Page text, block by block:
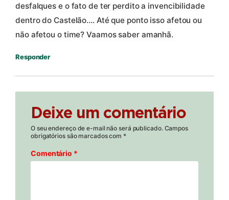
desfalques e o fato de ter perdito a invencibilidade
dentro do Castelão…. Até que ponto isso afetou ou
não afetou o time? Vaamos saber amanhã.
Responder
Deixe um comentário
O seu endereço de e-mail não será publicado. Campos
obrigatórios são marcados com *
Comentário *